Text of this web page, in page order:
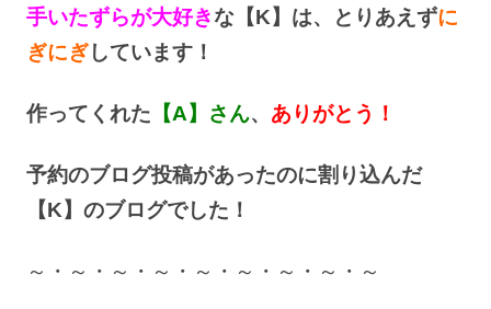
手いたずらが大好きな【K】は、とりあえずに
ぎにぎしています！
作ってくれた 【A】さん、 ありがとう！
予約のブログ投稿があったのに割り込んだ
【K】のブログでした！
～・～・～・～・～・～・～・～・～